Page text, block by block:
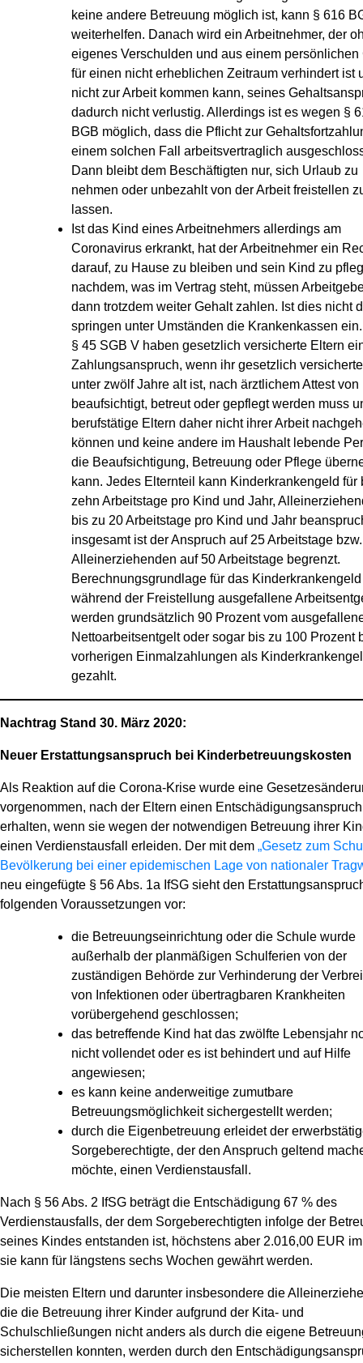
keine andere Betreuung möglich ist, kann § 616
weiterhelfen. Danach wird ein Arbeitnehmer, der
eigenes Verschulden und aus einem persönlichen
für einen nicht erheblichen Zeitraum verhindert ist
nicht zur Arbeit kommen kann, seines
dadurch nicht verlustig. Allerdings ist es wegen §
BGB möglich, dass die Pflicht zur
einem solchen Fall arbeitsvertraglich
Dann bleibt dem Beschäftigten nur, sich Urlaub zu
nehmen oder unbezahlt von der Arbeit freistellen
lassen.
Ist das Kind eines Arbeitnehmers allerdings am
Coronavirus erkrankt, hat der Arbeitnehmer ein
darauf, zu Hause zu bleiben und sein Kind zu
nachdem, was im Vertrag steht, müssen
dann trotzdem weiter Gehalt zahlen. Ist dies nicht
springen unter Umständen die Krankenkassen
§ 45 SGB V haben gesetzlich versicherte Eltern
Zahlungsanspruch, wenn ihr gesetzlich
unter zwölf Jahre alt ist, nach ärztlichem Attest von
beaufsichtigt, betreut oder gepflegt werden muss
berufstätige Eltern daher nicht ihrer Arbeit
können und keine andere im Haushalt lebende
die Beaufsichtigung, Betreuung oder Pflege
kann. Jedes Elternteil kann Kinderkrankengeld für
zehn Arbeitstage pro Kind und Jahr,
bis zu 20 Arbeitstage pro Kind und Jahr
insgesamt ist der Anspruch auf 25 Arbeitstage
Alleinerziehenden auf 50 Arbeitstage begrenzt.
Berechnungsgrundlage für das
während der Freistellung ausgefallene
werden grundsätzlich 90 Prozent vom
Nettoarbeitsentgelt oder sogar bis zu 100 Prozent
vorherigen Einmalzahlungen als
gezahlt.
Nachtrag Stand 30. März 2020:
Neuer Erstattungsanspruch bei Kinderbetreuungskosten
Als Reaktion auf die Corona-Krise wurde eine
vorgenommen, nach der Eltern einen Entschädigungsanspruch
erhalten, wenn sie wegen der notwendigen Betreuung ihrer
einen Verdienstausfall erleiden. Der mit dem „Gesetz zum
Bevölkerung bei einer epidemischen Lage von nationaler
neu eingefügte § 56 Abs. 1a IfSG sieht den
folgenden Voraussetzungen vor:
die Betreuungseinrichtung oder die Schule wurde
außerhalb der planmäßigen Schulferien von der
zuständigen Behörde zur Verhinderung der
von Infektionen oder übertragbaren Krankheiten
vorübergehend geschlossen;
das betreffende Kind hat das zwölfte Lebensjahr
nicht vollendet oder es ist behindert und auf Hilfe
angewiesen;
es kann keine anderweitige zumutbare
Betreuungsmöglichkeit sichergestellt werden;
durch die Eigenbetreuung erleidet der
Sorgeberechtigte, der den Anspruch geltend
möchte, einen Verdienstausfall.
Nach § 56 Abs. 2 IfSG beträgt die Entschädigung 67 % des
Verdienstausfalls, der dem Sorgeberechtigten infolge der
seines Kindes entstanden ist, höchstens aber 2.016,00 EUR
sie kann für längstens sechs Wochen gewährt werden.
Die meisten Eltern und darunter insbesondere die
die die Betreuung ihrer Kinder aufgrund der Kita- und
Schulschließungen nicht anders als durch die eigene
sicherstellen konnten, werden durch den